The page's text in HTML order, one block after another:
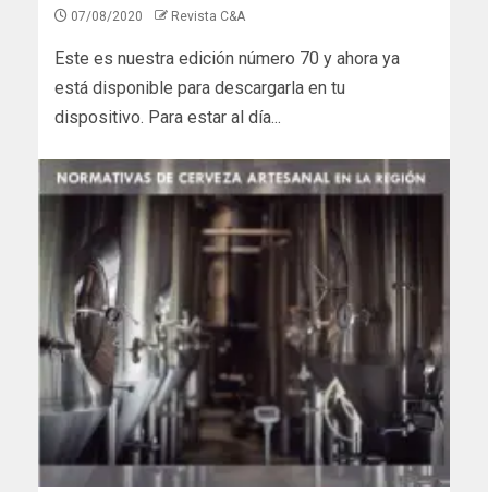
07/08/2020 Revista C&A
Este es nuestra edición número 70 y ahora ya
está disponible para descargarla en tu
dispositivo. Para estar al día...